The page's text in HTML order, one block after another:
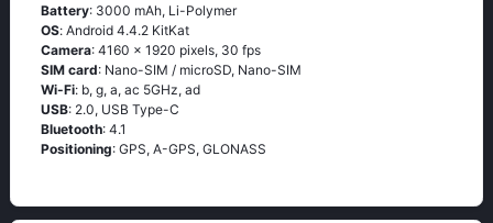
Battery: 3000 mAh, Li-Polymer
OS: Аndrоid 4.4.2 ΚitΚаt
Camera: 4160 x 1920 pixels, 30 fps
SIM card: Nano-SIM / microSD, Nano-SIM
Wi-Fi: b, g, а, ас 5GНz, аd
USB: 2.0, USB Type-C
Bluetooth: 4.1
Positioning: GРS, А-GРS, GLОΝАSS